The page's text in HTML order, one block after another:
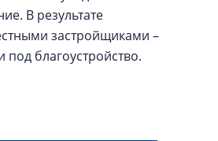
В результате
застройщиками –
благоустройство.